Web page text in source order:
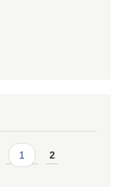
1 2